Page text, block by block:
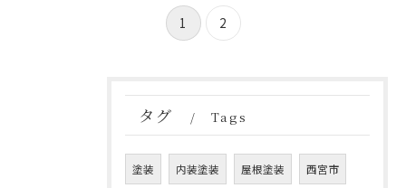
1 2
タグ Tags
塗装 内装塗装 屋根塗装 西宮市